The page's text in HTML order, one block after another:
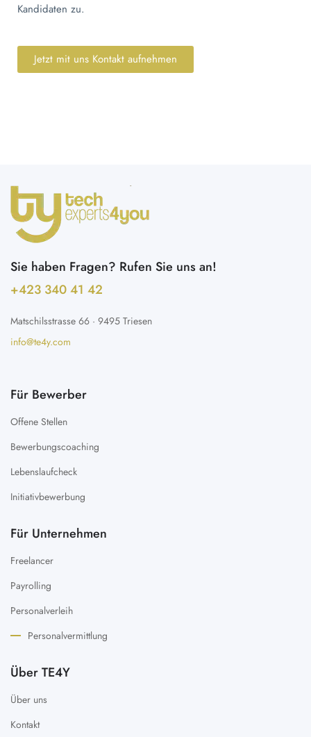
Kandidaten zu.
Jetzt mit uns Kontakt aufnehmen
Sie haben Fragen? Rufen Sie uns an!
+423 340 41 42 ​
Matschilsstrasse 66 · 9495 Triesen
info@te4y.com
Für Bewerber
Offene Stellen
Bewerbungscoaching
Lebenslaufcheck
Initiativbewerbung
Für Unternehmen
Freelancer
Payrolling
Personalverleih
Personalvermittlung
Über TE4Y
Über uns
Kontakt